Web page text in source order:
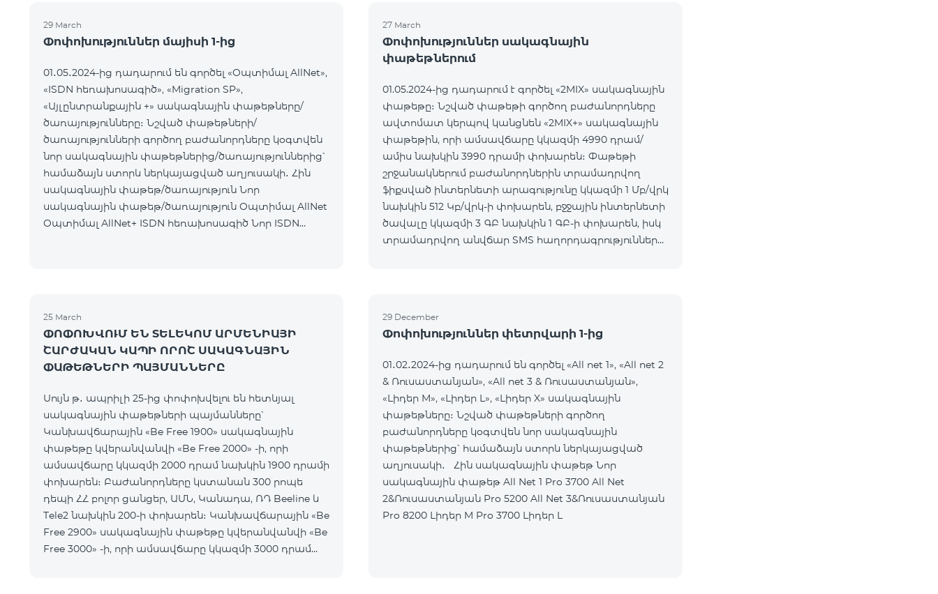
29 March
Փոփոխություններ մայիսի 1-ից
01․05․2024-ից դադարում են գործել «Օպտիմալ AllNet»,
«ISDN հեռախոսագիծ», «Migration SP»,
«Այլընտրանքային +» սակագնային փաթեթները/
ծառայությունները։ Նշված փաթեթների/
ծառայությունների գործող բաժանորդները կօգտվեն
նոր սակագնային փաթեթներից/ծառայություններից՝
համաձայն ստորև ներկայացված աղյուսակի․ Հին
սակագնային փաթեթ/ծառայություն Նոր
սակագնային փաթեթ/ծառայություն Օպտիմալ AllNet
Օպտիմալ AllNet+ ISDN հեռախոսագիծ Նոր ISDN
27 March
Փոփոխություններ սակագնային
փաթեթներում
01.05.2024-ից դադարում է գործել «2MIX» սակագնային
փաթեթը։ Նշված փաթեթի գործող բաժանորդները
ավտոմատ կերպով կանցնեն «2MIX+» սակագնային
փաթեթին, որի ամսավճարը կկազմի 4990 դրամ/
ամիս նախկին 3990 դրամի փոխարեն։ Փաթեթի
շրջանակներում բաժանորդներին տրամադրվող
ֆիքսված ինտերնետի արագությունը կկազմի 1 Մբ/վրկ
նախկին 512 Կբ/վրկ-ի փոխարեն, բջջային ինտերնետի
ծավալը կկազմի 3 ԳԲ նախկին 1 ԳԲ-ի փոխարեն, իսկ
տրամադրվող անվճար SMS հաղորդագրությունների
25 March
ՓՈՓՈԽՎՈՒՄ ԵՆ ՏԵԼԵԿՈՄ ԱՐՄԵՆԻԱՅԻ
ՇԱՐԺԱԿԱՆ ԿԱՊԻ ՈՐՈՇ ՍԱԿԱԳՆԱՅԻՆ
ՓԱԹԵԹՆԵՐԻ ՊԱՅՄԱՆՆԵՐԸ
Սույն թ․ ապրիլի 25-ից փոփոխվելու են հետևյալ
սակագնային փաթեթների պայմանները՝
Կանխավճարային «Be Free 1900» սակագնային
փաթեթը կվերանվանվի «Be Free 2000» -ի, որի
ամսավճարը կկազմի 2000 դրամ նախկին 1900 դրամի
փոխարեն։ Բաժանորդները կստանան 300 րոպե
դեպի ՀՀ բոլոր ցանցեր, ԱՄՆ, Կանադա, ՌԴ Beeline և
Tele2 նախկին 200-ի փոխարեն։ Կանխավճարային «Be
Free 2900» սակագնային փաթեթը կվերանվանվի «Be
Free 3000» -ի, որի ամսավճարը կկազմի 3000 դրամ
29 December
Փոփոխություններ փետրվարի 1-ից
01․02․2024-ից դադարում են գործել «All net 1», «All net 2
& Ռուսաստանյան», «All net 3 & Ռուսաստանյան»,
«Լիդեր M», «Լիդեր L», «Լիդեր X» սակագնային
փաթեթները։ Նշված փաթեթների գործող
բաժանորդները կօգտվեն նոր սակագնային
փաթեթներից՝ համաձայն ստորև ներկայացված
աղյուսակի․ Հին սակագնային փաթեթ Նոր
սակագնային փաթեթ All Net 1 Pro 3700 All Net
2&Ռուսաստանյան Pro 5200 All Net 3&Ռուսաստանյան
Pro 8200 Լիդեր M Pro 3700 Լիդեր L